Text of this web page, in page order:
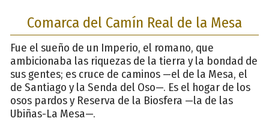
Comarca del Camín Real de la Mesa
Fue el sueño de un Imperio, el romano, que
ambicionaba las riquezas de la tierra y la bondad de
sus gentes; es cruce de caminos —el de la Mesa, el
de Santiago y la Senda del Oso—. Es el hogar de los
osos pardos y Reserva de la Biosfera —la de las
Ubiñas-La Mesa—.